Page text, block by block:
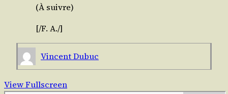
(À suivre)
[/​F. A./]
Vincent Dubuc
View Fullscreen